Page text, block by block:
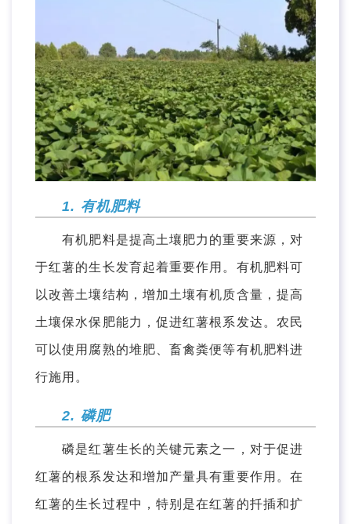
1. 有机肥料
有机肥料是提高土壤肥力的重要来源，对
于红薯的生长发育起着重要作用。有机肥料可
以改善土壤结构，增加土壤有机质含量，提高
土壤保水保肥能力，促进红薯根系发达。农民
可以使用腐熟的堆肥、畜禽粪便等有机肥料进
行施用。
2. 磷肥
磷是红薯生长的关键元素之一，对于促进
红薯的根系发达和增加产量具有重要作用。在
红薯的生长过程中，特别是在红薯的扦插和扩